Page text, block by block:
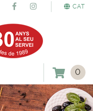
CAT
0